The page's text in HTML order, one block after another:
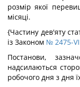
розмір якої
місяці.
{Частину дев'яту
із Законом № 2475-
Постанови,
надсилаються
робочого дня з дня